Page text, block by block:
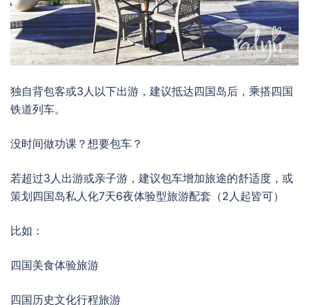
独自背包客或3人以下出游，建议抵达四国岛后，乘搭四国
铁道列车。
没时间做功课？想要包车？
若超过3人出游或亲子游，建议包车增加旅途的舒适度，或
策划四国岛私人化7天6夜体验型旅游配套（2人起皆可）
比如：
四国美食体验旅游
四国历史文化行程旅游